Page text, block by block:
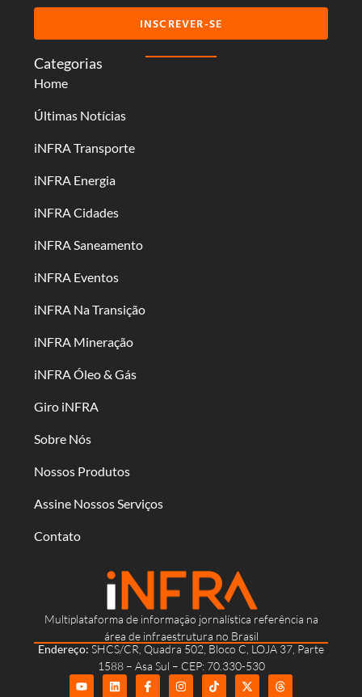
Multiplataforma de informação jornalística referência na
área de infraestrutura no Brasil
Endereço: SHCS/CR, Quadra 502, Bloco C, LOJA 37, Parte
1588 – Asa Sul – CEP: 70.330-530
Categorias
Home
Últimas Notícias
iNFRA Transporte
iNFRA Energia
iNFRA Cidades
iNFRA Saneamento
iNFRA Eventos
iNFRA Na Transição
iNFRA Mineração
iNFRA Óleo & Gás
Giro iNFRA
Sobre Nós
Nossos Produtos
Assine Nossos Serviços
Contato
INSCREVER-SE